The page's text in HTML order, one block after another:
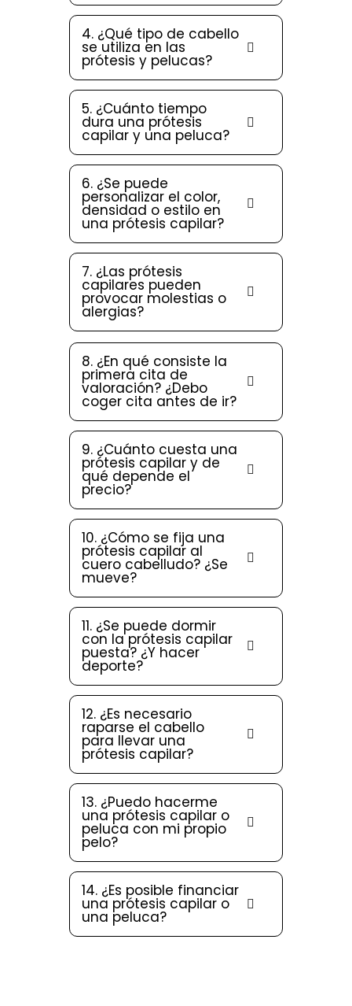
4. ¿Qué tipo de cabello
se utiliza en las
prótesis y pelucas?
5. ¿Cuánto tiempo
dura una prótesis
capilar y una peluca?
6. ¿Se puede
personalizar el color,
densidad o estilo en
una prótesis capilar?
7. ¿Las prótesis
capilares pueden
provocar molestias o
alergias?
8. ¿En qué consiste la
primera cita de
valoración? ¿Debo
coger cita antes de ir?
9. ¿Cuánto cuesta una
prótesis capilar y de
qué depende el
precio?
10. ¿Cómo se fija una
prótesis capilar al
cuero cabelludo? ¿Se
mueve?
11. ¿Se puede dormir
con la prótesis capilar
puesta? ¿Y hacer
deporte?
12. ¿Es necesario
raparse el cabello
para llevar una
prótesis capilar?
13. ¿Puedo hacerme
una prótesis capilar o
peluca con mi propio
pelo?
14. ¿Es posible financiar
una prótesis capilar o
una peluca?